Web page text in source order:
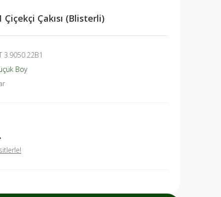
Çakısı (Blisterli)
3.9050.22B1
Boy